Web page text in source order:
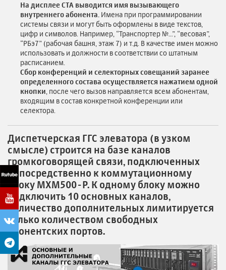
На дисплее СТА выводится имя вызывающего
внутреннего абонента. Имена при программировании
системы связи и могут быть оформлены в виде текстов,
цифр и символов. Например, “Транспортер №…”, “весовая”,
“РБэ7” (рабочая башня, этаж 7) и т.д. В качестве имен можно
использовать и должности в соответствии со штатным
расписанием.
Сбор конференций и селекторных совещаний заранее
определенного состава осуществляется нажатием одной
кнопки, после чего вызов направляется всем абонентам,
входящим в состав конкретной конференции или
селектора.
Диспетчерская ГГС элеватора (в узком
смысле) строится на базе каналов
громкоговорящей связи, подключенных
непосредственно к коммутационному
блоку MXM500-P. К одному блоку можно
подключить 10 основных каналов,
количество дополнительных лимитируется
только количеством свободных
абонентских портов.